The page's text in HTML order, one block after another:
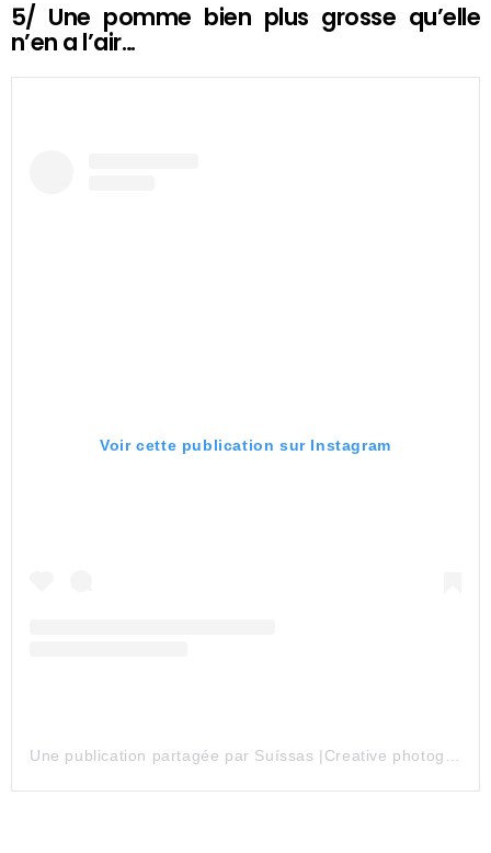
5/ Une pomme bien plus grosse qu’elle
n’en a l’air…
Voir cette publication sur Instagram